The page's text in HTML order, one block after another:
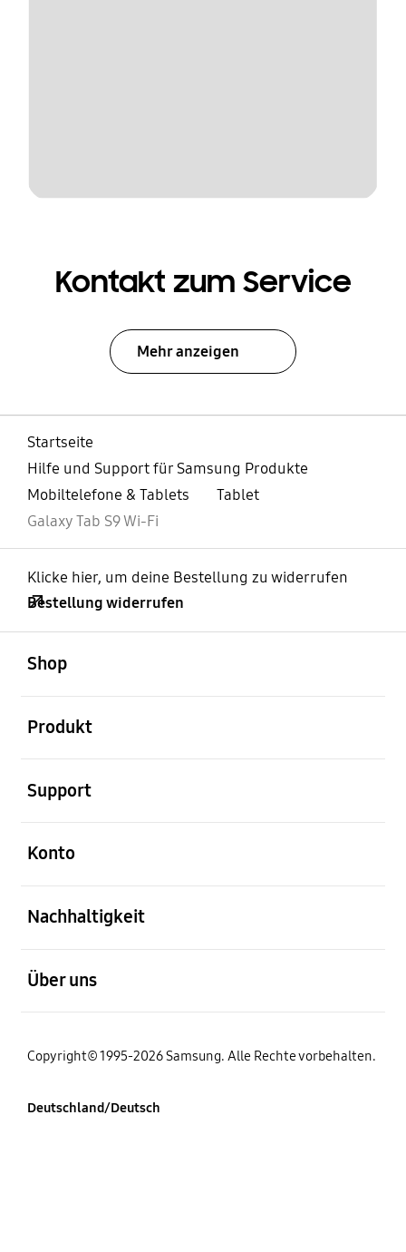
Kontakt zum Service
Mehr anzeigen
Startseite
Hilfe und Support für Samsung Produkte
Mobiltelefone & Tablets
Tablet
Galaxy Tab S9 Wi-Fi
Klicke hier, um deine Bestellung zu widerrufen
Bestellung widerrufen
Shop
Produkt
Support
Konto
Nachhaltigkeit
Über uns
Copyright© 1995-2026 Samsung. Alle Rechte vorbehalten.
Deutschland/Deutsch